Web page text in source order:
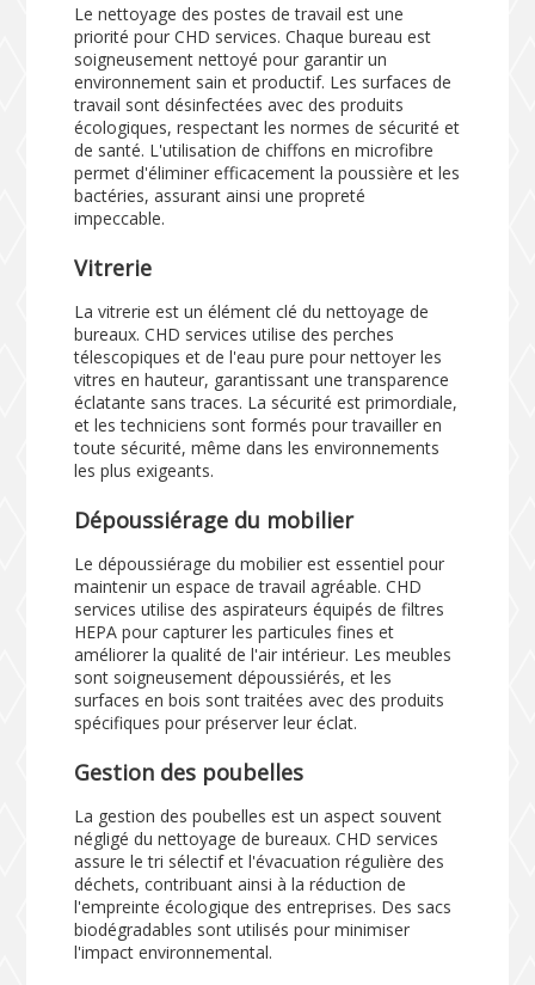
Le nettoyage des postes de travail est une
priorité pour CHD services. Chaque bureau est
soigneusement nettoyé pour garantir un
environnement sain et productif. Les surfaces de
travail sont désinfectées avec des produits
écologiques, respectant les normes de sécurité et
de santé. L'utilisation de chiffons en microfibre
permet d'éliminer efficacement la poussière et les
bactéries, assurant ainsi une propreté
impeccable.
Vitrerie
La vitrerie est un élément clé du nettoyage de
bureaux. CHD services utilise des perches
télescopiques et de l'eau pure pour nettoyer les
vitres en hauteur, garantissant une transparence
éclatante sans traces. La sécurité est primordiale,
et les techniciens sont formés pour travailler en
toute sécurité, même dans les environnements
les plus exigeants.
Dépoussiérage du mobilier
Le dépoussiérage du mobilier est essentiel pour
maintenir un espace de travail agréable. CHD
services utilise des aspirateurs équipés de filtres
HEPA pour capturer les particules fines et
améliorer la qualité de l'air intérieur. Les meubles
sont soigneusement dépoussiérés, et les
surfaces en bois sont traitées avec des produits
spécifiques pour préserver leur éclat.
Gestion des poubelles
La gestion des poubelles est un aspect souvent
négligé du nettoyage de bureaux. CHD services
assure le tri sélectif et l'évacuation régulière des
déchets, contribuant ainsi à la réduction de
l'empreinte écologique des entreprises. Des sacs
biodégradables sont utilisés pour minimiser
l'impact environnemental.